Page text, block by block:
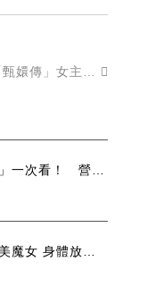
「甄嬛傳」女主角孫儷5個習慣養出易瘦體質！夏天必喝這個提升新陳代謝
冬至湯圓「超肥款」一次看！ 營養師點名：別在1時間點吃 原文網址: 冬至湯圓「超肥款」一次看！ 營養師點名：別在1時間
【美鳳有約】百變美魔女 身體放火警報響 深層睡眠來滅火！